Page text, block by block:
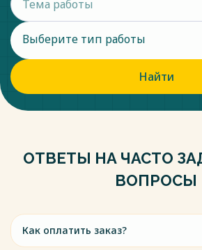
Выберите тип работы
Найти
ОТВЕТЫ НА ЧАСТО
ВОПРОСЫ
Как оплатить заказ?